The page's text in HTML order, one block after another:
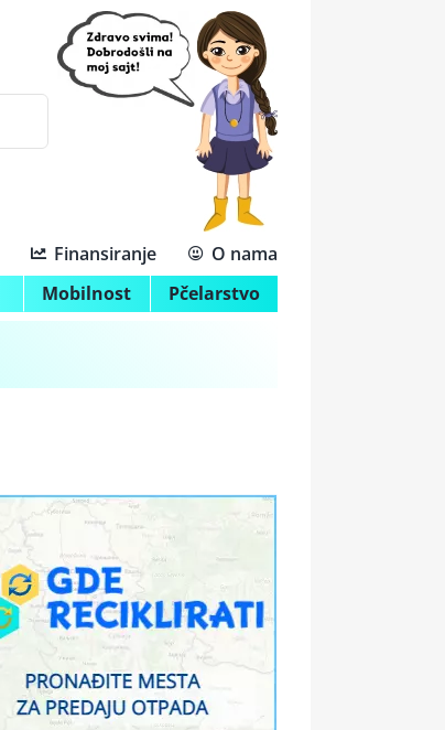
Mobilnost Pčelarstvo
Finansiranje O nama